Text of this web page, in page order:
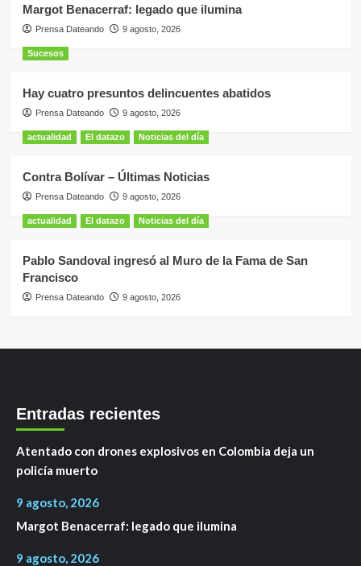
Margot Benacerraf: legado que ilumina
Prensa Dateando 9 agosto, 2026
Sucesos
Hay cuatro presuntos delincuentes abatidos
Prensa Dateando 9 agosto, 2026
actualidad El datazo Noticias del día
Contra Bolívar – Últimas Noticias
Prensa Dateando 9 agosto, 2026
actualidad El datazo Noticias del día
Pablo Sandoval ingresó al Muro de la Fama de San
Francisco
Prensa Dateando 9 agosto, 2026
Entradas recientes
Atentado con drones explosivos en Colombia deja un
policía muerto
9 agosto, 2026
Margot Benacerraf: legado que ilumina
9 agosto, 2026